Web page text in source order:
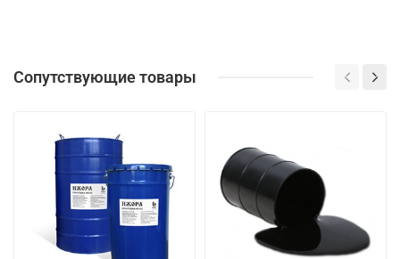
Сопутствующие товары